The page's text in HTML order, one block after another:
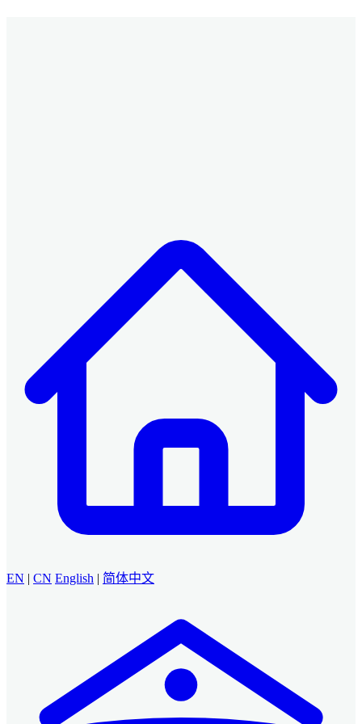
EN | CN English | 简体中文